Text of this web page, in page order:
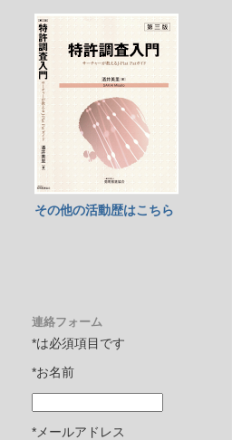
その他の活動歴はこちら
連絡フォーム
*は必須項目です
*お名前
*メールアドレス